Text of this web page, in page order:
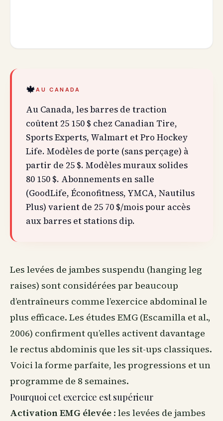
🍁AU CANADA
Au Canada, les barres de traction
coûtent 25 150 $ chez Canadian Tire,
Sports Experts, Walmart et Pro Hockey
Life. Modèles de porte (sans perçage) à
partir de 25 $. Modèles muraux solides
80 150 $. Abonnements en salle
(GoodLife, Éconofitness, YMCA, Nautilus
Plus) varient de 25 70 $/mois pour accès
aux barres et stations dip.
Les levées de jambes suspendu (hanging leg
raises) sont considérées par beaucoup
d’entraîneurs comme l’exercice abdominal le
plus efficace. Les études EMG (Escamilla et al.,
2006) confirment qu’elles activent davantage
le rectus abdominis que les sit-ups classiques.
Voici la forme parfaite, les progressions et un
programme de 8 semaines.
Pourquoi cet exercice est supérieur
Activation EMG élevée : les levées de jambes